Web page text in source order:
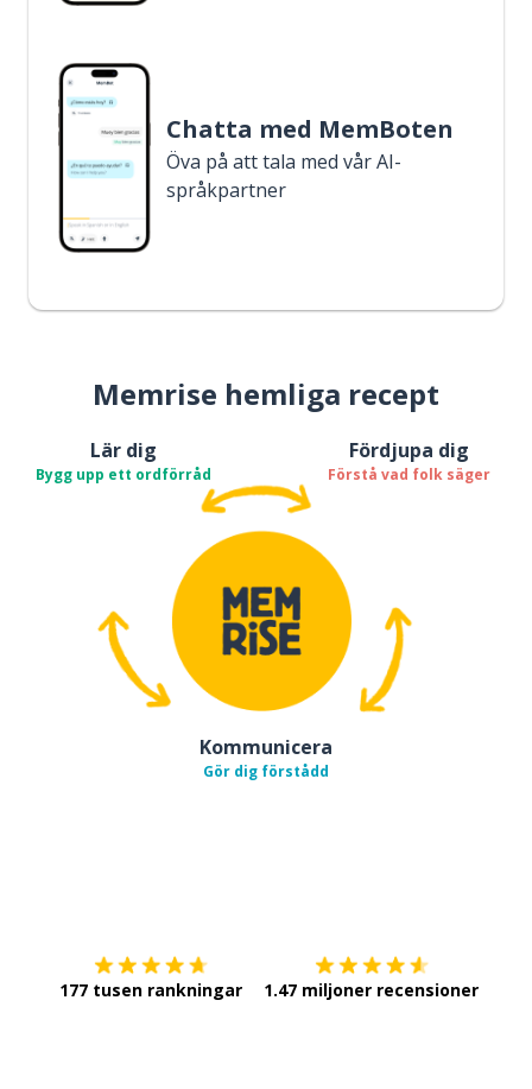
Chatta med MemBoten
Öva på att tala med vår AI-
språkpartner
Memrise hemliga recept
Lär dig
Bygg upp ett ordförråd
Fördjupa dig
Förstå vad folk säger
Kommunicera
Gör dig förstådd
177 tusen rankningar 1.47 miljoner recensioner